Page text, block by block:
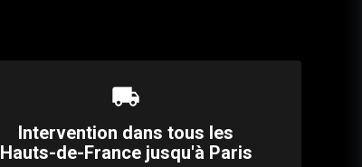
local_shipping
Intervention dans tous les
Hauts-de-France jusqu'à Paris